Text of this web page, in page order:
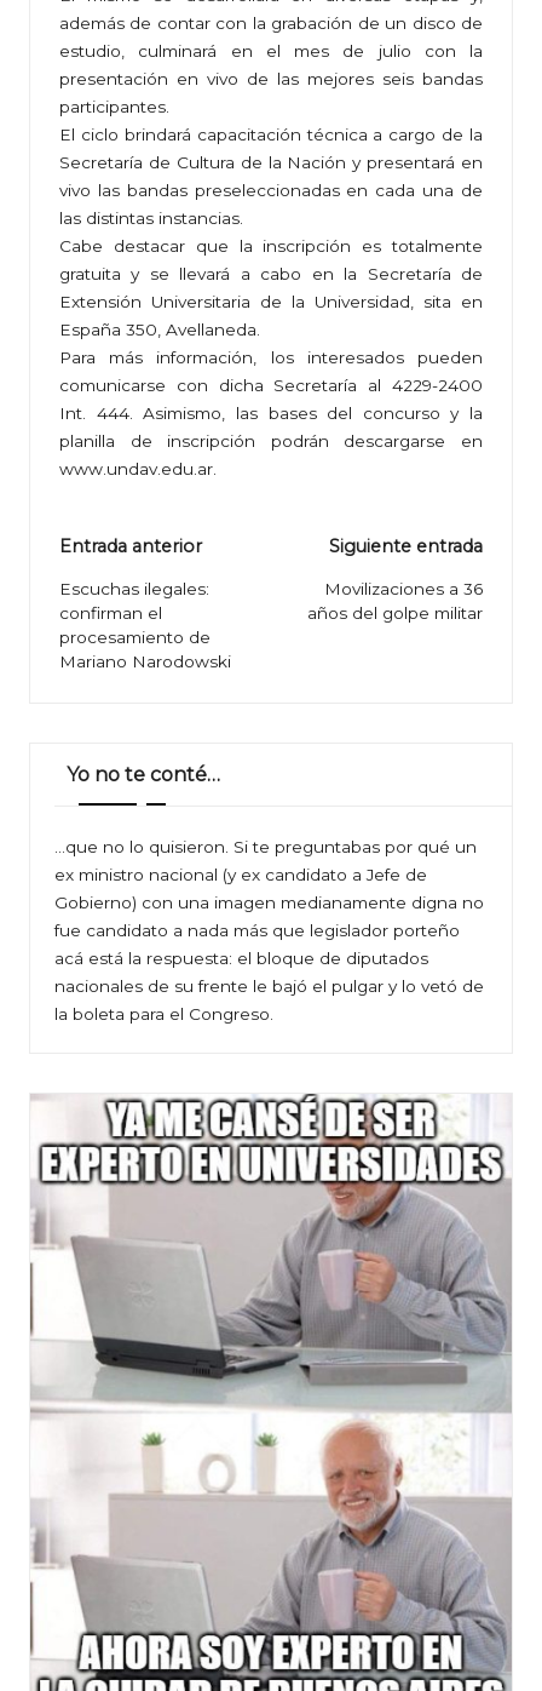
además de contar con la grabación de un disco de
estudio, culminará en el mes de julio con la
presentación en vivo de las mejores seis bandas
participantes.
El ciclo brindará capacitación técnica a cargo de la
Secretaría de Cultura de la Nación y presentará en
vivo las bandas preseleccionadas en cada una de
las distintas instancias.
Cabe destacar que la inscripción es totalmente
gratuita y se llevará a cabo en la Secretaría de
Extensión Universitaria de la Universidad, sita en
España 350, Avellaneda.
Para más información, los interesados pueden
comunicarse con dicha Secretaría al 4229-2400
Int. 444. Asimismo, las bases del concurso y la
planilla de inscripción podrán descargarse en
www.undav.edu.ar.
Navegación
de
entradas
Entrada anterior
Escuchas ilegales:
confirman el
procesamiento de
Mariano Narodowski
Siguiente entrada
Movilizaciones a 36
años del golpe militar
Yo no te conté…
…que no lo quisieron. Si te preguntabas por qué un
ex ministro nacional (y ex candidato a Jefe de
Gobierno) con una imagen medianamente digna no
fue candidato a nada más que legislador porteño
acá está la respuesta: el bloque de diputados
nacionales de su frente le bajó el pulgar y lo vetó de
la boleta para el Congreso.